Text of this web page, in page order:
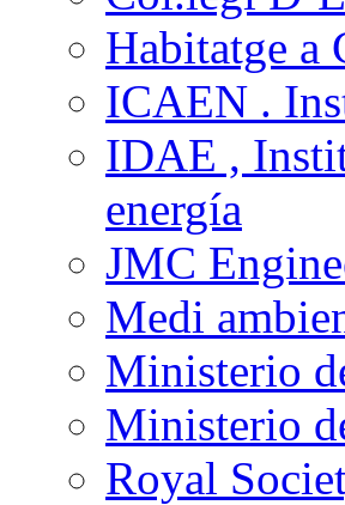
Habitatge a
ICAEN .
IDAE ,
energía
JMC
Medi
Ministerio
Ministerio
Royal